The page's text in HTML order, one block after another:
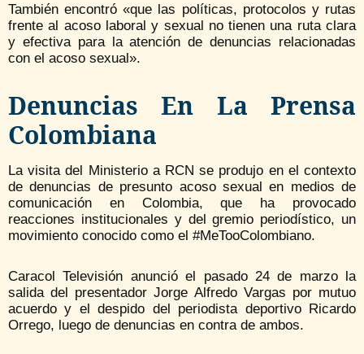
También encontró «que las políticas, protocolos y rutas
frente al acoso laboral y sexual no tienen una ruta clara
y efectiva para la atención de denuncias relacionadas
con el acoso sexual».
Denuncias En La Prensa
Colombiana
La visita del Ministerio a RCN se produjo en el contexto
de denuncias de presunto acoso sexual en medios de
comunicación en Colombia, que ha provocado
reacciones institucionales y del gremio periodístico, un
movimiento conocido como el #MeTooColombiano.
Caracol Televisión anunció el pasado 24 de marzo la
salida del presentador Jorge Alfredo Vargas por mutuo
acuerdo y el despido del periodista deportivo Ricardo
Orrego, luego de denuncias en contra de ambos.